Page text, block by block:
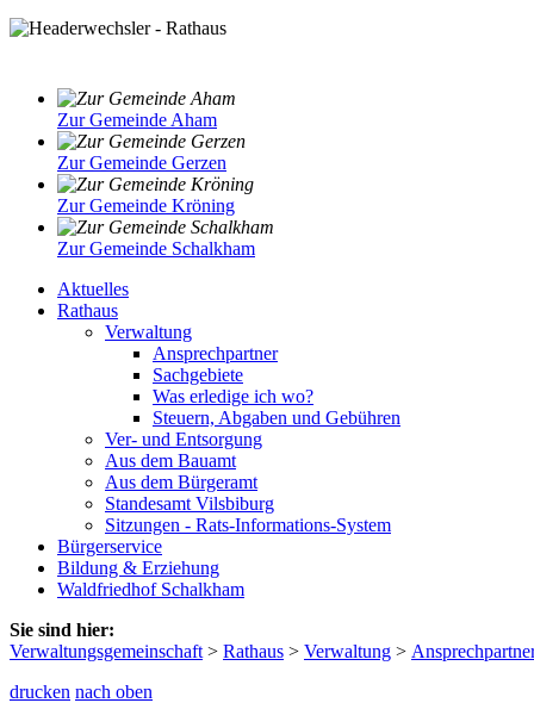
Zur Gemeinde Aham
Zur Gemeinde Gerzen
Zur Gemeinde Kröning
Zur Gemeinde Schalkham
Aktuelles
Rathaus
Verwaltung
Ansprechpartner
Sachgebiete
Was erledige ich wo?
Steuern, Abgaben und Gebühren
Ver- und Entsorgung
Aus dem Bauamt
Aus dem Bürgeramt
Standesamt Vilsbiburg
Sitzungen - Rats-Informations-System
Bürgerservice
Bildung & Erziehung
Waldfriedhof Schalkham
Sie sind hier:
Verwaltungsgemeinschaft > Rathaus > Verwaltung >
drucken nach oben